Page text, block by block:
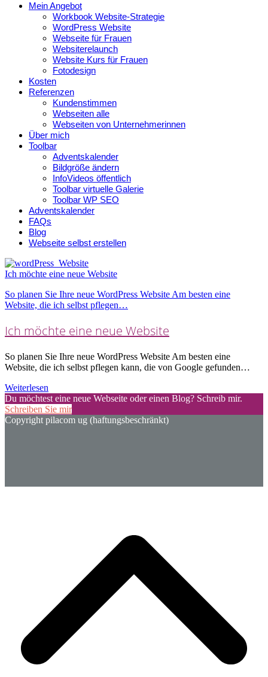
Mein Angebot
Workbook Website-Strategie
WordPress Website
Webseite für Frauen
Websiterelaunch
Website Kurs für Frauen
Fotodesign
Kosten
Referenzen
Kundenstimmen
Webseiten alle
Webseiten von Unternehmerinnen
Über mich
Toolbar
Adventskalender
Bildgröße ändern
InfoVideos öffentlich
Toolbar virtuelle Galerie
Toolbar WP SEO
Adventskalender
FAQs
Blog
Webseite selbst erstellen
Ich möchte eine neue Website
So planen Sie Ihre neue WordPress Website Am besten eine
Website, die ich selbst pflegen…
Ich möchte eine neue Website
So planen Sie Ihre neue WordPress Website Am besten eine
Website, die ich selbst pflegen kann, die von Google gefunden…
Weiterlesen
Du möchtest eine neue Webseite oder einen Blog? Schreib mir.
Schreiben Sie mir
Copyright pilacom ug (haftungsbeschränkt)